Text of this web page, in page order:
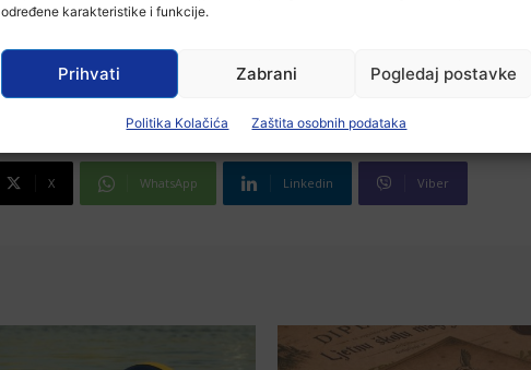
određene karakteristike i funkcije.
Prihvati Zabrani Pogledaj postavke
Politika Kolačića Zaštita osobnih podataka
X WhatsApp Linkedin Viber